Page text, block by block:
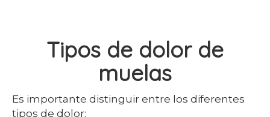
Tipos de dolor de
muelas
Es importante distinguir entre los diferentes
tipos de dolor: